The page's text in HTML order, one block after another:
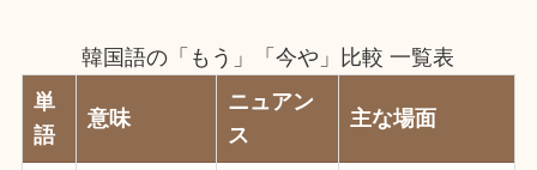
韓国語の「もう」「今や」比較 一覧表
単
語
意味
ニュアン
ス
主な場面